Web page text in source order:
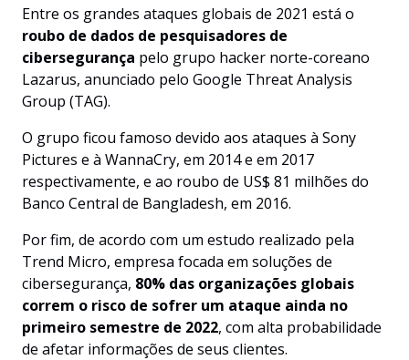
Entre os grandes ataques globais de 2021 está o
roubo de dados de pesquisadores de
cibersegurança pelo grupo hacker norte-coreano
Lazarus, anunciado pelo Google Threat Analysis
Group (TAG).
O grupo ficou famoso devido aos ataques à Sony
Pictures e à WannaCry, em 2014 e em 2017
respectivamente, e ao roubo de US$ 81 milhões do
Banco Central de Bangladesh, em 2016.
Por fim, de acordo com um estudo realizado pela
Trend Micro, empresa focada em soluções de
cibersegurança, 80% das organizações globais
correm o risco de sofrer um ataque ainda no
primeiro semestre de 2022, com alta probabilidade
de afetar informações de seus clientes.